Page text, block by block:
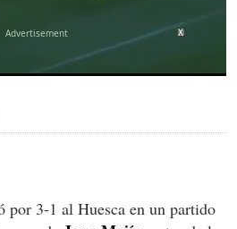
X
por 3-1 al Huesca en un partido